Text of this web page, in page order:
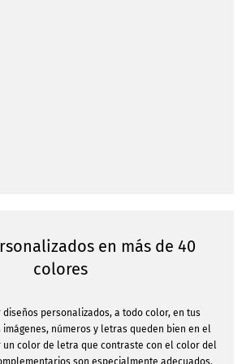
en más de 40
colores
diseños personalizados, a todo color, en tus
imágenes, números y letras queden bien en el
un color de letra que contraste con el color del
son especialmente adecuados.